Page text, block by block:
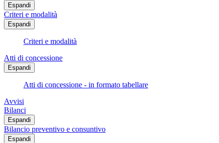
Espandi
Criteri e modalità
Espandi
Criteri e modalità
Atti di concessione
Espandi
Atti di concessione - in formato tabellare
Avvisi
Bilanci
Espandi
Bilancio preventivo e consuntivo
Espandi